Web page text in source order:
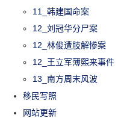
11_韩建国命案
12_刘冠华分尸案
12_林俊遭肢解惨案
12_王立军薄熙来事件
13_南方周末风波
移民写照
网站更新